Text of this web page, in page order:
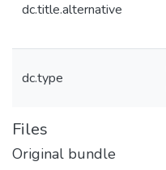
dc.title.alternative
dc.type
Files
Original bundle